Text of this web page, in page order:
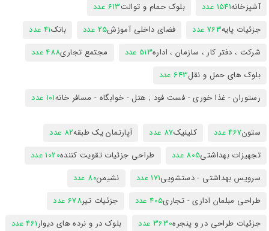
آشپزخانه1541 عدد بلوک حمام و توالت613 عدد
جزئیات پایه763 عدد فضای داخلی آموزش25 عدد بانک41 عدد
شرکت ، دفتر کار ، سازمان ، اداره513 عدد مجتمع تجاری488 عدد
بلوک های حمل و نقل643 عدد
رستوران - غذا خوری - فست فود ; هتل - خوابگاه - مسافر خانه101 عدد
ستون467 عدد کلینیک87 عدد آپارتمان یک طبقه82 عدد
تجهیزات بهداشتی805 عدد طراحی جزئیات تقویت کننده1020 عدد
سرویس بهداشتی - دستشویی171 عدد نشیمن80 عدد
طراحی مبلمان اداری - تجاری405 عدد جزئیات تیر678 عدد
جزئیات طراحی در و پنجره3630 عدد بلوک در و نرده های دیوار461 عدد